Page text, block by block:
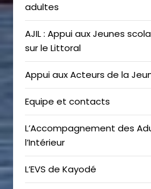
adultes
AJIL : Appui aux Jeunes
sur le Littoral
Appui aux Acteurs de la
Equipe et contacts
L’Accompagnement des
l’Intérieur
L’EVS de Kayodé